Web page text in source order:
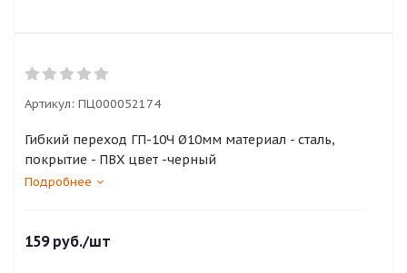
Артикул: ПЦ000052174
Гибкий переход ГП-10Ч Ø10мм материал - сталь,
покрытие - ПВХ цвет -черный
Подробнее
159руб./шт